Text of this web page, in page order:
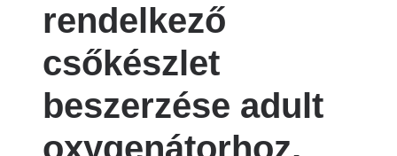
rendelkező
csőkészlet
beszerzése adult
oxygenátorhoz,